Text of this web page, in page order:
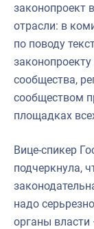
законопроект
отрасли: в
по поводу
сообщества,
сообществом
площадках
Вице-спикер
подчеркнула,
надо
органы